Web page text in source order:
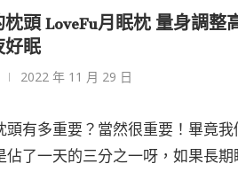
頭 LoveFu月眠枕 量身調整
眠
2022 年 11 月 29 日
頭有多重要？當然很重要！畢竟我
佔了一天的三分之一呀，如果長期